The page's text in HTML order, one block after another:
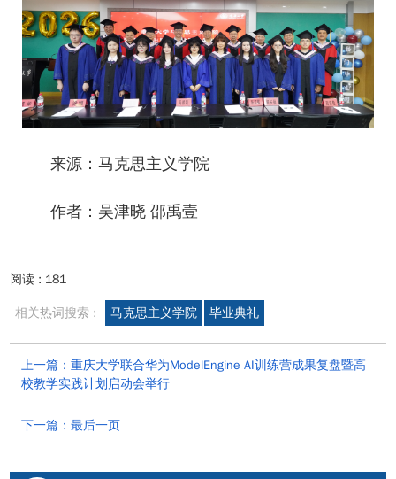
来源：马克思主义学院
作者：吴津晓 邵禹壹
阅读 : 181
相关热词搜索 : 马克思主义学院 毕业典礼
上一篇：重庆大学联合华为ModelEngine AI训练营成果复盘暨高
校教学实践计划启动会举行
下一篇：最后一页